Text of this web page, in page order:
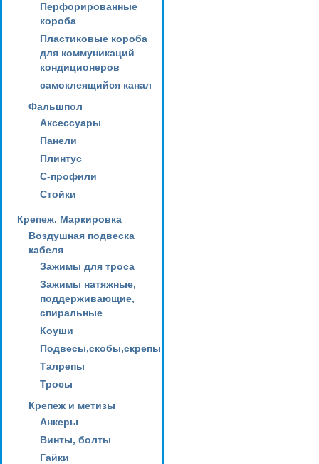
Перфорированные
короба
Пластиковые короба
для коммуникаций
кондиционеров
самоклеящийся канал
Фальшпол
Аксессуары
Панели
Плинтус
С-профили
Стойки
Крепеж. Маркировка
Воздушная подвеска
кабеля
Зажимы для троса
Зажимы натяжные,
поддерживающие,
спиральные
Коуши
Подвесы,скобы,скрепы
Талрепы
Тросы
Крепеж и метизы
Анкеры
Винты, болты
Гайки